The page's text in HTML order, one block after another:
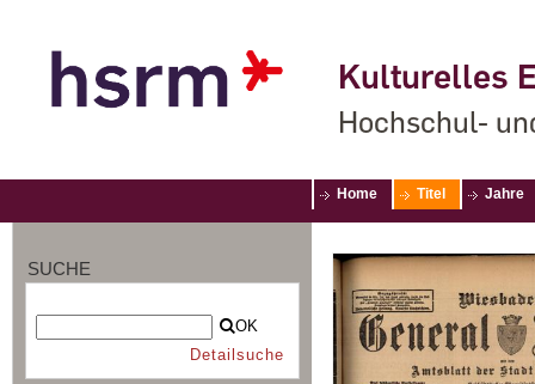
Kulturelles
Hochschul-
Home Titel Jahre
SUCHE
OK
Detailsuche